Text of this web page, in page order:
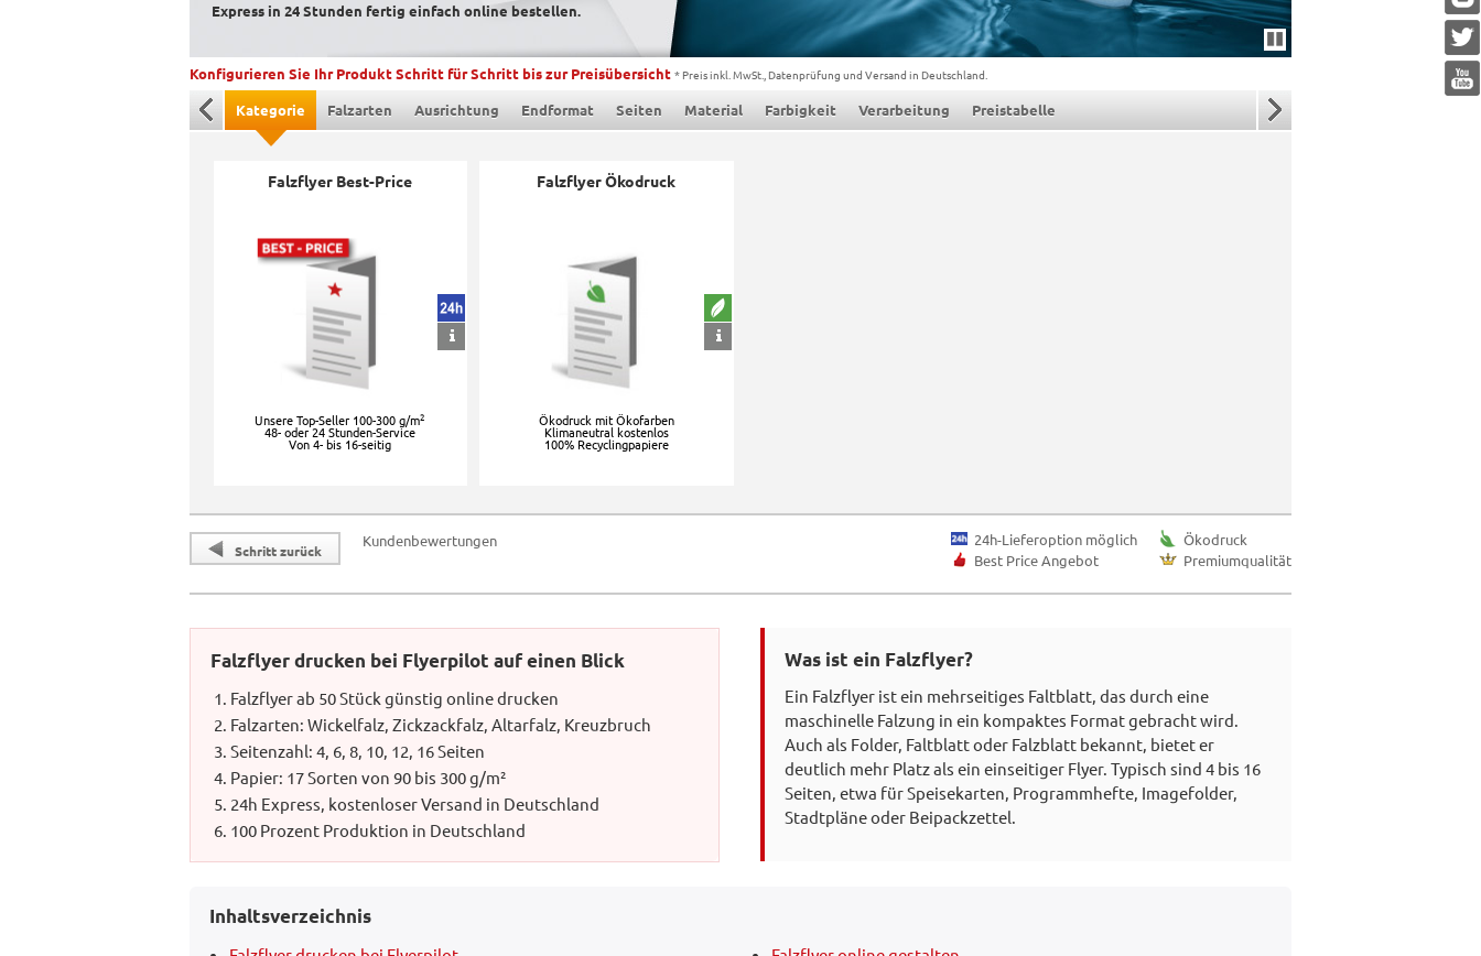
Express in 24 Stunden fertig einfach online bestellen.
Pause
Konfigurieren Sie Ihr Produkt Schritt für Schritt bis zur Preisübersicht * Preis inkl. MwSt., Datenprüfung und Versand in Deutschland.
Kategorie Falzarten Ausrichtung Endformat Seiten Material Farbigkeit Verarbeitung Preistabelle
Falzflyer Best-Price
Unsere Top-Seller 100-300 g/m2
48- oder 24 Stunden-Service
Von 4- bis 16-seitig
Falzflyer Ökodruck
Ökodruck mit Ökofarben
Klimaneutral kostenlos
100% Recyclingpapiere
Schritt zurück
Kundenbewertungen
24h-Lieferoption möglich
Best Price Angebot
Ökodruck
Premiumqualität
Falzflyer drucken bei Flyerpilot auf einen Blick
Falzflyer ab 50 Stück günstig online drucken
Falzarten: Wickelfalz, Zickzackfalz, Altarfalz, Kreuzbruch
Seitenzahl: 4, 6, 8, 10, 12, 16 Seiten
Papier: 17 Sorten von 90 bis 300 g/m²
24h Express, kostenloser Versand in Deutschland
100 Prozent Produktion in Deutschland
Was ist ein Falzflyer?
Ein Falzflyer ist ein mehrseitiges Faltblatt, das durch eine
maschinelle Falzung in ein kompaktes Format gebracht wird.
Auch als Folder, Faltblatt oder Falzblatt bekannt, bietet er
deutlich mehr Platz als ein einseitiger Flyer. Typisch sind 4 bis 16
Seiten, etwa für Speisekarten, Programmhefte, Imagefolder,
Stadtpläne oder Beipackzettel.
Inhaltsverzeichnis